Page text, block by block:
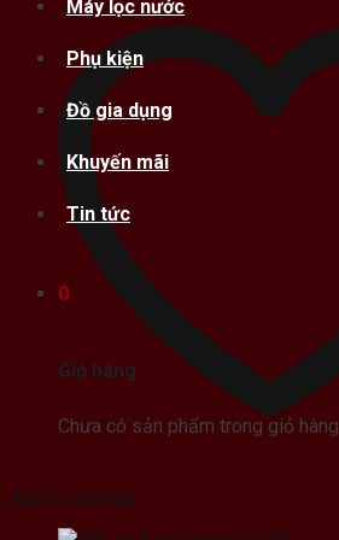
Máy lọc nước
Phụ kiện
Đồ gia dụng
Khuyến mãi
Tin tức
0
Giỏ hàng
Chưa có sản phẩm trong giỏ hàng.
Add to wishlist